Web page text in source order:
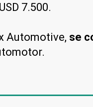
7.500.
Automotive, se